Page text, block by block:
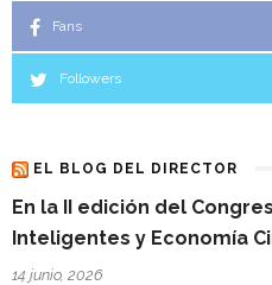
Fans
Followers
EL BLOG DEL DIRECTOR
En la II edición del
Inteligentes y Economía
14 junio, 2026